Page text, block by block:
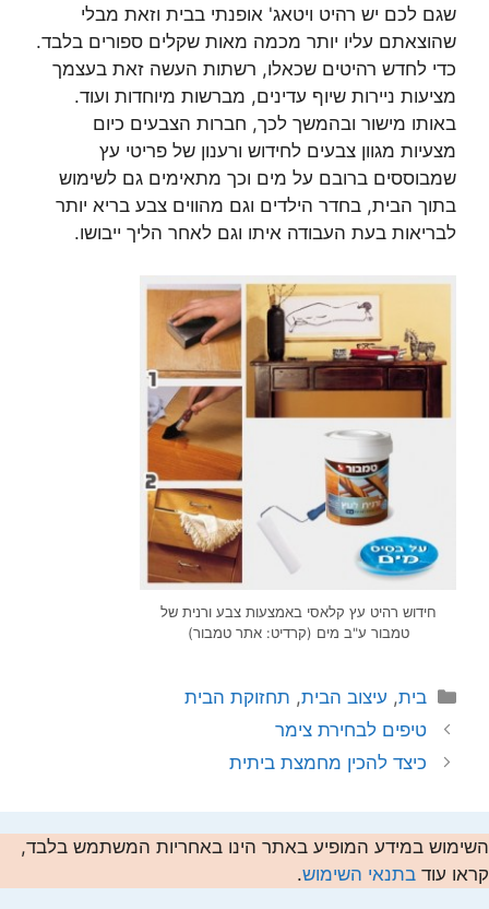
שגם לכם יש רהיט ויטאג' אופנתי בבית וזאת מבלי
שהוצאתם עליו יותר מכמה מאות שקלים ספורים בלבד.
כדי לחדש רהיטים שכאלו, רשתות העשה זאת בעצמך
מציעות ניירות שיוף עדינים, מברשות מיוחדות ועוד.
באותו מישור ובהמשך לכך, חברות הצבעים כיום
מצעיות מגוון צבעים לחידוש ורענון של פריטי עץ
שמבוססים ברובם על מים וכך מתאימים גם לשימוש
בתוך הבית, בחדר הילדים וגם מהווים צבע בריא יותר
לבריאות בעת העבודה איתו וגם לאחר הליך ייבושו.
חידוש רהיט עץ קלאסי באמצעות צבע ורנית של
טמבור ע"ב מים (קרדיט: אתר טמבור)
קטגוריות
בית, עיצוב הבית, תחזוקת הבית
טיפים לבחירת צימר
כיצד להכין מחמצת ביתית
השימוש במידע המופיע באתר הינו באחריות המשתמש בלבד,
קראו עוד בתנאי השימוש.